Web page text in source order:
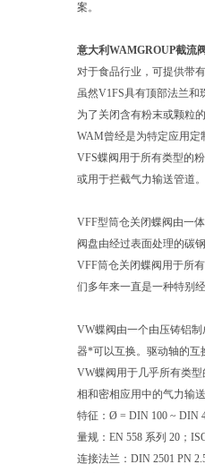
案。
意大利WAMGROUP截流
对于食品行业，可提供带
虽然V1FS具有顶部法兰和
为了关闭含有粉末或颗粒
WAM曾经是为特定应用
VFS蝶阀用于所有类型的
或用于拦截气力输送管道
VFF型筒仓关闭蝶阀由一
阀盘由经过表面处理的碳
VFF筒仓关闭蝶阀用于所
们多年来一直是一种特别
VW蝶阀由一个由压铸铝
器*可以互换。驱动轴的互
VW蝶阀用于几乎所有类
相和密相应用中的气力输
特征： Ø = DIN 100 ~ DIN
量规： EN 558 系列 20 ；
连接法兰： DIN 2501 PN